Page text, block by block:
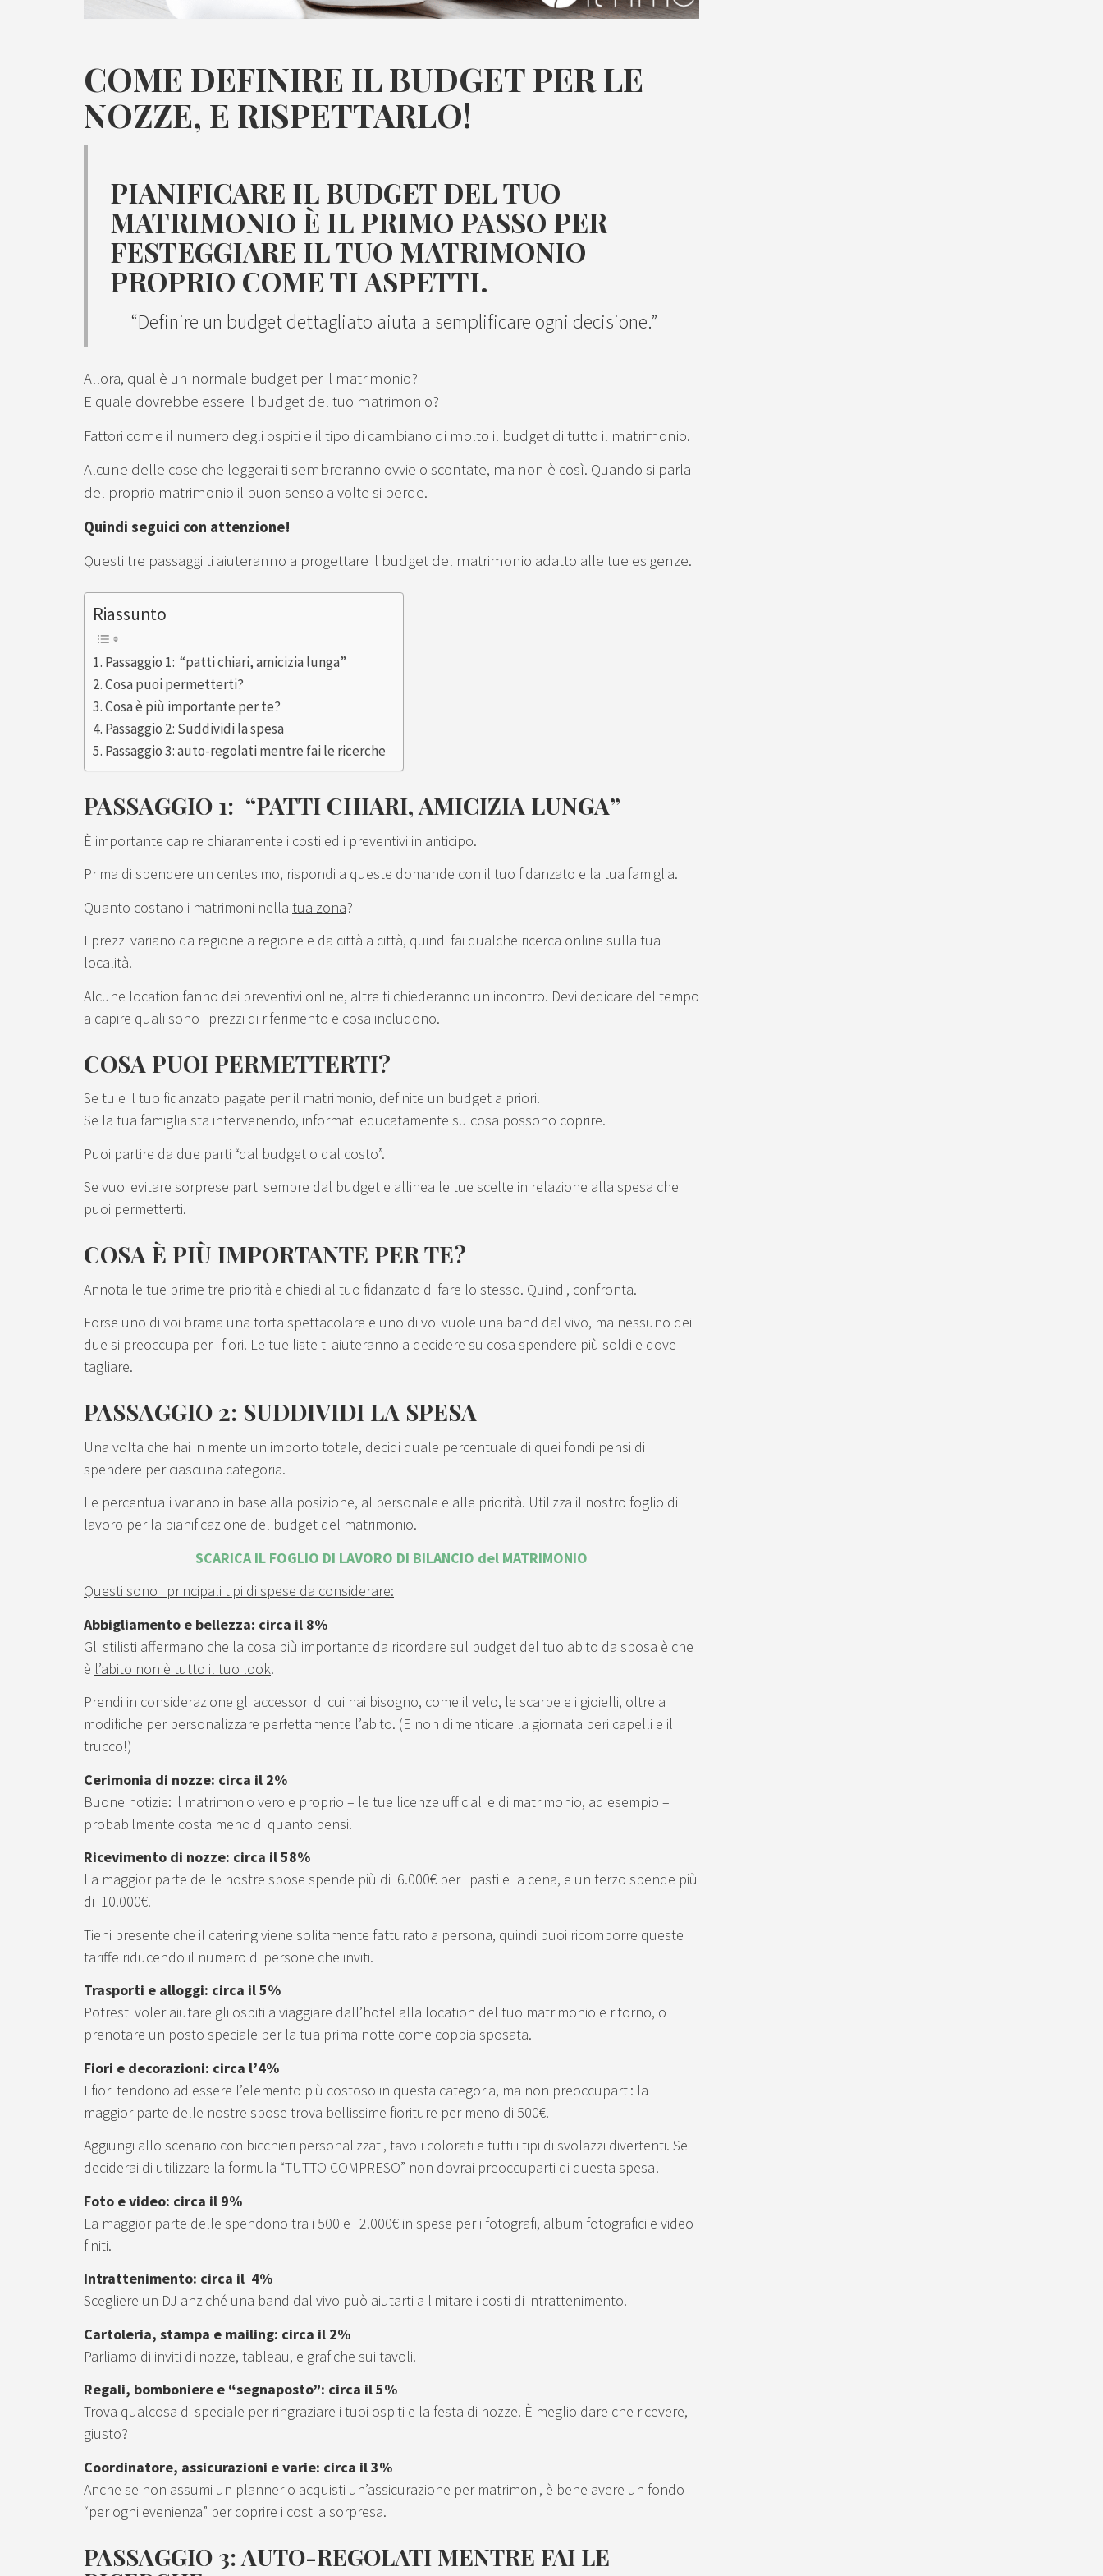
COME DEFINIRE IL BUDGET PER LE
NOZZE, E RISPETTARLO!
PIANIFICARE IL BUDGET DEL TUO
MATRIMONIO È IL PRIMO PASSO PER
FESTEGGIARE IL TUO MATRIMONIO
PROPRIO COME TI ASPETTI.
“Definire un budget dettagliato aiuta a semplificare ogni decisione.”
Allora, qual è un normale budget per il matrimonio?
E quale dovrebbe essere il budget del tuo matrimonio?
Fattori come il numero degli ospiti e il tipo di cambiano di molto il budget di tutto il matrimonio.
Alcune delle cose che leggerai ti sembreranno ovvie o scontate, ma non è così. Quando si parla
del proprio matrimonio il buon senso a volte si perde.
Quindi seguici con attenzione!
Questi tre passaggi ti aiuteranno a progettare il budget del matrimonio adatto alle tue esigenze.
Riassunto
Passaggio 1: “patti chiari, amicizia lunga”
Cosa puoi permetterti?
Cosa è più importante per te?
Passaggio 2: Suddividi la spesa
Passaggio 3: auto-regolati mentre fai le ricerche
PASSAGGIO 1: “PATTI CHIARI, AMICIZIA LUNGA”
È importante capire chiaramente i costi ed i preventivi in anticipo.
Prima di spendere un centesimo, rispondi a queste domande con il tuo fidanzato e la tua famiglia.
Quanto costano i matrimoni nella tua zona?
I prezzi variano da regione a regione e da città a città, quindi fai qualche ricerca online sulla tua
località.
Alcune location fanno dei preventivi online, altre ti chiederanno un incontro. Devi dedicare del tempo
a capire quali sono i prezzi di riferimento e cosa includono.
COSA PUOI PERMETTERTI?
Se tu e il tuo fidanzato pagate per il matrimonio, definite un budget a priori.
Se la tua famiglia sta intervenendo, informati educatamente su cosa possono coprire.
Puoi partire da due parti “dal budget o dal costo”.
Se vuoi evitare sorprese parti sempre dal budget e allinea le tue scelte in relazione alla spesa che
puoi permetterti.
COSA È PIÙ IMPORTANTE PER TE?
Annota le tue prime tre priorità e chiedi al tuo fidanzato di fare lo stesso. Quindi, confronta.
Forse uno di voi brama una torta spettacolare e uno di voi vuole una band dal vivo, ma nessuno dei
due si preoccupa per i fiori. Le tue liste ti aiuteranno a decidere su cosa spendere più soldi e dove
tagliare.
PASSAGGIO 2: SUDDIVIDI LA SPESA
Una volta che hai in mente un importo totale, decidi quale percentuale di quei fondi pensi di
spendere per ciascuna categoria.
Le percentuali variano in base alla posizione, al personale e alle priorità. Utilizza il nostro foglio di
lavoro per la pianificazione del budget del matrimonio.
SCARICA IL FOGLIO DI LAVORO DI BILANCIO del MATRIMONIO
Questi sono i principali tipi di spese da considerare:
Abbigliamento e bellezza: circa il 8%
Gli stilisti affermano che la cosa più importante da ricordare sul budget del tuo abito da sposa è che
è l’abito non è tutto il tuo look.
Prendi in considerazione gli accessori di cui hai bisogno, come il velo, le scarpe e i gioielli, oltre a
modifiche per personalizzare perfettamente l’abito. (E non dimenticare la giornata peri capelli e il
trucco!)
Cerimonia di nozze: circa il 2%
Buone notizie: il matrimonio vero e proprio – le tue licenze ufficiali e di matrimonio, ad esempio –
probabilmente costa meno di quanto pensi.
Ricevimento di nozze: circa il 58%
La maggior parte delle nostre spose spende più di 6.000€ per i pasti e la cena, e un terzo spende più
di 10.000€.
Tieni presente che il catering viene solitamente fatturato a persona, quindi puoi ricomporre queste
tariffe riducendo il numero di persone che inviti.
Trasporti e alloggi: circa il 5%
Potresti voler aiutare gli ospiti a viaggiare dall’hotel alla location del tuo matrimonio e ritorno, o
prenotare un posto speciale per la tua prima notte come coppia sposata.
Fiori e decorazioni: circa l’4%
I fiori tendono ad essere l’elemento più costoso in questa categoria, ma non preoccuparti: la
maggior parte delle nostre spose trova bellissime fioriture per meno di 500€.
Aggiungi allo scenario con bicchieri personalizzati, tavoli colorati e tutti i tipi di svolazzi divertenti. Se
deciderai di utilizzare la formula “TUTTO COMPRESO” non dovrai preoccuparti di questa spesa!
Foto e video: circa il 9%
La maggior parte delle spendono tra i 500 e i 2.000€ in spese per i fotografi, album fotografici e video
finiti.
Intrattenimento: circa il 4%
Scegliere un DJ anziché una band dal vivo può aiutarti a limitare i costi di intrattenimento.
Cartoleria, stampa e mailing: circa il 2%
Parliamo di inviti di nozze, tableau, e grafiche sui tavoli.
Regali, bomboniere e “segnaposto”: circa il 5%
Trova qualcosa di speciale per ringraziare i tuoi ospiti e la festa di nozze. È meglio dare che ricevere,
giusto?
Coordinatore, assicurazioni e varie: circa il 3%
Anche se non assumi un planner o acquisti un’assicurazione per matrimoni, è bene avere un fondo
“per ogni evenienza” per coprire i costi a sorpresa.
PASSAGGIO 3: AUTO-REGOLATI MENTRE FAI LE